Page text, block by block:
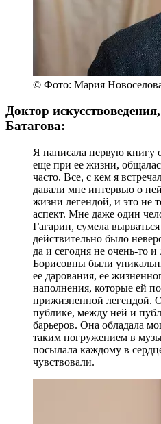
© Фото: Мария
Доктор
Батагова:
Я написала первую книгу
еще при ее жизни,
часто. Все, с кем я
давали мне интервью о
жизни легендой, и это не
аспект. Мне даже один
Гагарин, сумела
действительно было
да и сегодня не очень-то
Борисовны были
ее дарования, ее
наполнения, которые ей
прижизненной легендой.
публике, между ней и
барьеров. Она обладала
таким погружением в
посылала каждому в
чувствовали.